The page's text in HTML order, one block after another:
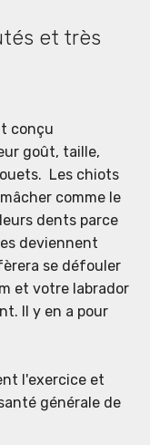
et très
conçu
goût, taille,
Les chiots
comme le
dents parce
deviennent
se défouler
et votre labrador
Il y en a pour
l'exercice et
générale de